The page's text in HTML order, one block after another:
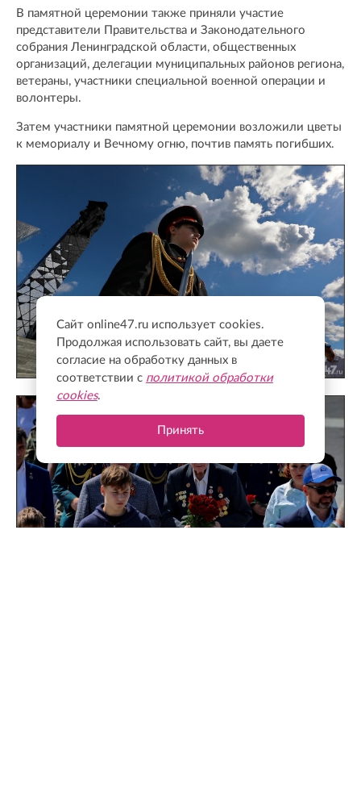
В памятной церемонии также приняли участие
представители Правительства и Законодательного
собрания Ленинградской области, общественных
организаций, делегации муниципальных районов региона,
ветераны, участники специальной военной операции и
волонтеры.
Затем участники памятной церемонии возложили цветы
к мемориалу и Вечному огню, почтив память погибших.
Сайт online47.ru использует cookies.
Продолжая использовать сайт, вы даете
согласие на обработку данных в
соответствии с политикой обработки
cookies.
Принять